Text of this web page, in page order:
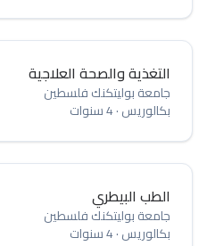
التغذية والصحة العلاجية
جامعة بوليتكنك فلسطين
بكالوريس·4 سنوات
الطب البيطري
جامعة بوليتكنك فلسطين
بكالوريس·4 سنوات